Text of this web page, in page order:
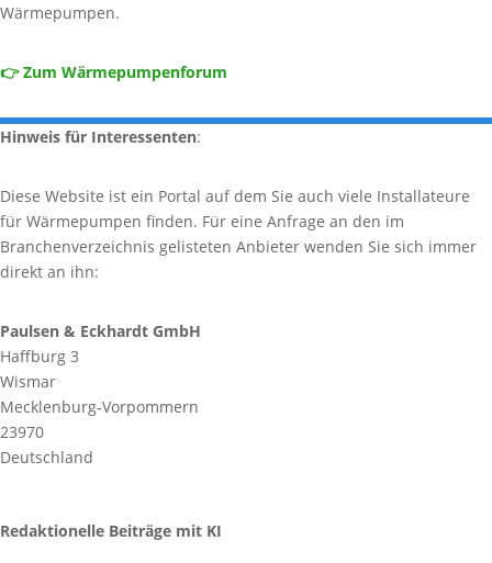
Wärmepumpen.
👉 Zum Wärmepumpenforum
Hinweis für Interessenten:
Diese Website ist ein Portal auf dem Sie auch viele Installateure
für Wärmepumpen finden. Für eine Anfrage an den im
Branchenverzeichnis gelisteten Anbieter wenden Sie sich immer
direkt an ihn:
Paulsen & Eckhardt GmbH
Haffburg 3
Wismar
Mecklenburg-Vorpommern
23970
Deutschland
Redaktionelle Beiträge mit KI